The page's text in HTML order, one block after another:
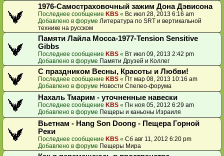
1976-Самостраховочный зажим Дона Дэвисона
Последнее сообщение KBS « Вс июл 28, 2013 6:16 am
Добавлено в форуме Литература по SRT и вертикальной
технике на русском
Памяти Лайла Мосса-1977-Tension Sensitive
Gibbs
Последнее сообщение KBS « Вт июл 09, 2013 2:42 pm
Добавлено в форуме Памяти Друзей и Коллег
С праздником Весны, Красоты и Любви!
Последнее сообщение KBS « Пт мар 08, 2013 10:16 am
Добавлено в форуме Новости Спелео-форума
Нахаль Тмарим - уточненные навески
Последнее сообщение KBS « Пн ноя 05, 2012 6:29 am
Добавлено в форуме Пещеры и каньоны Израиля
Вьетнам - Hang Son Doong - Пещера Горной
Реки
Последнее сообщение KBS « Сб авг 11, 2012 6:20 pm
Добавлено в форуме Пещеры Мира